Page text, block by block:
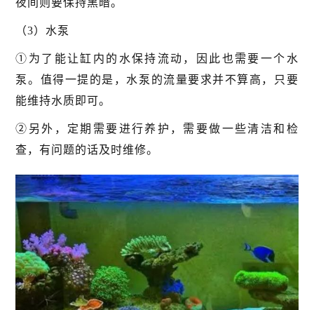
夜间则要保持黑暗。
（3）水泵
①为了能让缸内的水保持流动，因此也需要一个水
泵。值得一提的是，水泵的流量要求并不算高，只要
能维持水质即可。
②另外，定期需要进行养护，需要做一些清洁和检
查，有问题的话及时维修。